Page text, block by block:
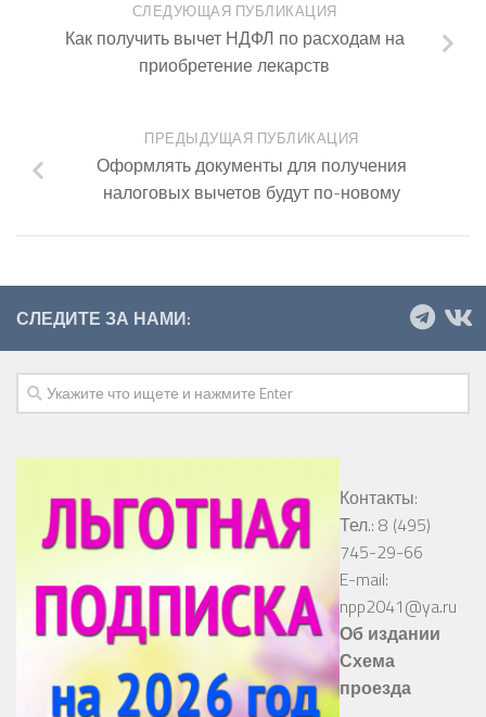
СЛЕДУЮЩАЯ ПУБЛИКАЦИЯ
Как получить вычет НДФЛ по расходам на
приобретение лекарств
ПРЕДЫДУЩАЯ ПУБЛИКАЦИЯ
Оформлять документы для получения
налоговых вычетов будут по-новому
СЛЕДИТЕ ЗА НАМИ:
Контакты:
Тел.: 8 (495)
745-29-66
E-mail:
npp2041@ya.ru
Об издании
Схема
проезда